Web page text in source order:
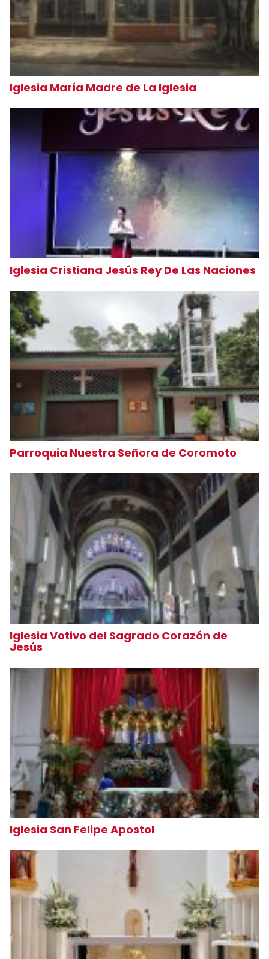
Iglesia María Madre de La Iglesia
Iglesia Cristiana Jesús Rey De Las Naciones
Parroquia Nuestra Señora de Coromoto
Iglesia Votivo del Sagrado Corazón de
Jesús
Iglesia San Felipe Apostol